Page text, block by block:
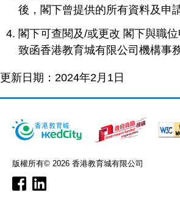
後，閣下曾提供的所有資料及申
閣下可查閱及/或更改 閣下與職
致函香港教育城有限公司機構事
更新日期：2024年2月1日
版權所有© 2026 香港教育城有限公司